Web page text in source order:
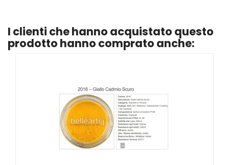
I clienti che hanno acquistato questo
prodotto hanno comprato anche: